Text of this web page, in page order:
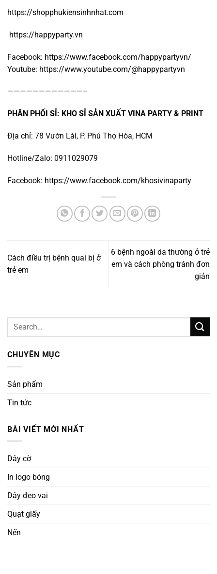
https://shopphukiensinhnhat.com
https://happyparty.vn
Facebook: https://www.facebook.com/happypartyvn/
Youtube: https://www.youtube.com/@happypartyvn
————————————–
PHÂN PHỐI SỈ: KHO SỈ SẢN XUẤT VINA PARTY & PRINT
Địa chỉ: 78 Vườn Lài, P. Phú Thọ Hòa, HCM
Hotline/Zalo: 0911029079
Facebook: https://www.facebook.com/khosivinaparty
Cách điều trị bệnh quai bị ở
trẻ em
6 bệnh ngoài da thường ở trẻ
em và cách phòng tránh đơn
giản
CHUYÊN MỤC
Sản phẩm
Tin tức
BÀI VIẾT MỚI NHẤT
Dây cờ
In logo bóng
Dây đeo vai
Quạt giấy
Nến